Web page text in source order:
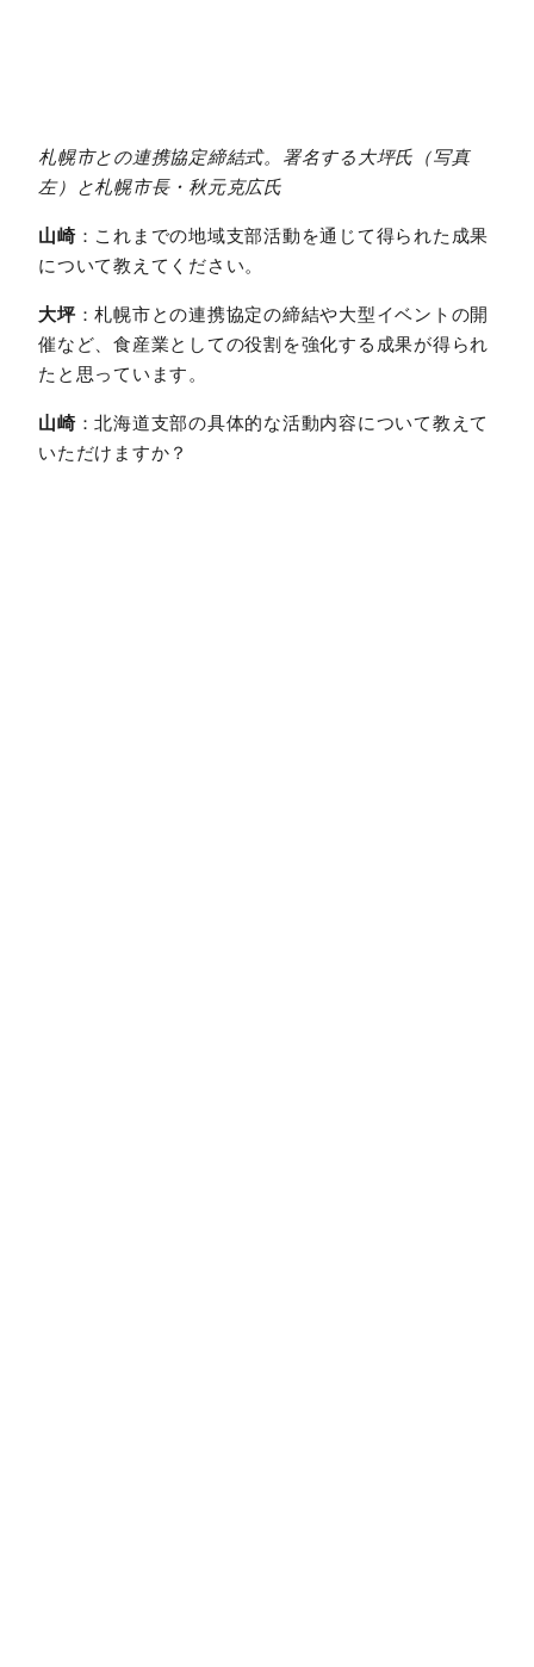
札幌市との連携協定締結式。署名する大坪氏（写真
左）と札幌市長・秋元克広氏
山崎：これまでの地域支部活動を通じて得られた成果
について教えてください。
大坪 ：札幌市との連携協定の締結や大型イベントの開
催など、食産業としての役割を強化する成果が得られ
たと思っています。
山崎：北海道支部の具体的な活動内容について教えて
いただけますか？